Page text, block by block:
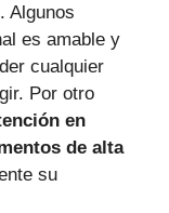
Algunos
es amable y
cualquier
Por otro
en
de alta
su